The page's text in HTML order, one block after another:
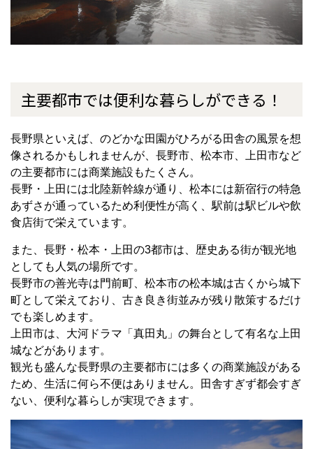
主要都市では便利な暮らしができる！
長野県といえば、のどかな田園がひろがる田舎の風景を想
像されるかもしれませんが、長野市、松本市、上田市など
の主要都市には商業施設もたくさん。
長野・上田には北陸新幹線が通り、松本には新宿行の特急
あずさが通っているため利便性が高く、駅前は駅ビルや飲
食店街で栄えています。
また、長野・松本・上田の3都市は、歴史ある街が観光地
としても人気の場所です。
長野市の善光寺は門前町、松本市の松本城は古くから城下
町として栄えており、古き良き街並みが残り散策するだけ
でも楽しめます。
上田市は、大河ドラマ「真田丸」の舞台として有名な上田
城などがあります。
観光も盛んな長野県の主要都市には多くの商業施設がある
ため、生活に何ら不便はありません。田舎すぎず都会すぎ
ない、便利な暮らしが実現できます。